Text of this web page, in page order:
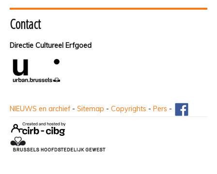
Contact
Directie Cultureel Erfgoed
NIEUWS en archief - Sitemap - Copyrights - Pers -